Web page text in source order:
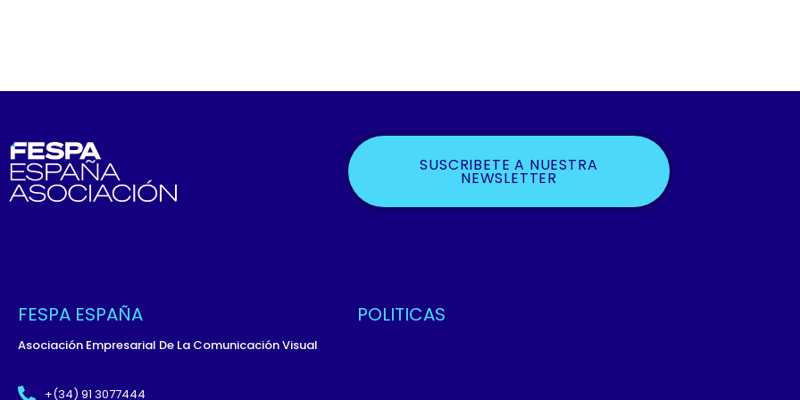
SUSCRIBETE A NUESTRA
NEWSLETTER
FESPA ESPAÑA
Asociación Empresarial De La Comunicación Visual
+(34) 91 3077444
POLITICAS